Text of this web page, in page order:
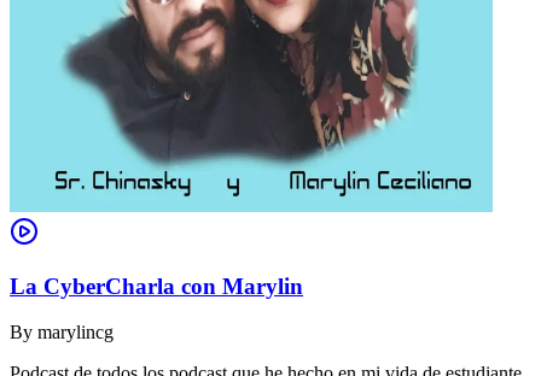
La CyberCharla con Marylin
By marylincg